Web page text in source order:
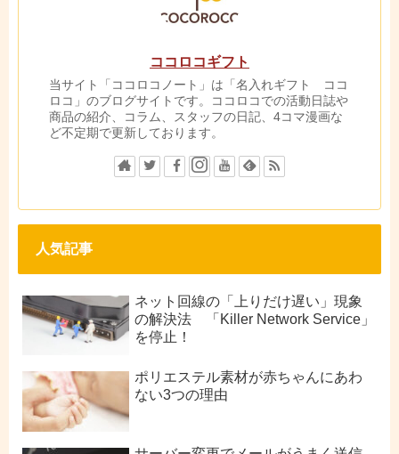
ココロコギフト
当サイト「ココロコノート」は「名入れギフト ココ
ロコ」のブログサイトです。ココロコでの活動日誌や
商品の紹介、コラム、スタッフの日記、4コマ漫画な
ど不定期で更新しております。
人気記事
ネット回線の「上りだけ遅い」現象
の解決法 「Killer Network Service」
を停止！
ポリエステル素材が赤ちゃんにあわ
ない3つの理由